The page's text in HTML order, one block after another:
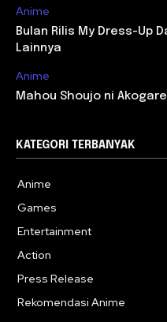
Anime
Bulan Rilis My Dress-Up
Lainnya
Anime
Mahou Shoujo ni
KATEGORI TERBANYAK
Anime
Games
Entertainment
Action
Press Release
Rekomendasi Anime